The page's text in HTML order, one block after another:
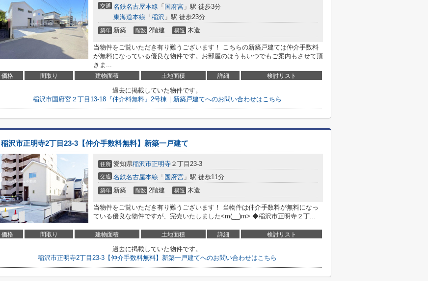
交通 名鉄名古屋本線 「 国府宮 」駅 徒歩3分
東海道本線 「 稲沢 」駅 徒歩23分
築年 新築 階数 2階建 構造 木造
当物件をご覧いただき有り難うございます！ こちらの新築戸建ては仲介手数料
が無料になっている優良な物件です。お部屋のほうもいつでもご案内もさせて頂
きま...
価格 間取り 建物面積 土地面積 詳細 検討リスト
過去に掲載していた物件です。
稲沢市国府宮２丁目13-18『仲介料無料』2号棟｜新築戸建てへのお問い合わせはこちら
稲沢市正明寺2丁目23-3【仲介手数料無料】新築一戸建て
住所 愛知県稲沢市正明寺 ２丁目23-3
交通 名鉄名古屋本線 「 国府宮 」駅 徒歩11分
築年 新築 階数 2階建 構造 木造
当物件をご覧いただき有り難うございます！ 当物件は仲介手数料が無料になっ
ている優良な物件ですが、完売いたしました<m(__)m> ◆稲沢市正明寺２丁...
価格 間取り 建物面積 土地面積 詳細 検討リスト
過去に掲載していた物件です。
稲沢市正明寺2丁目23-3【仲介手数料無料】新築一戸建てへのお問い合わせはこちら